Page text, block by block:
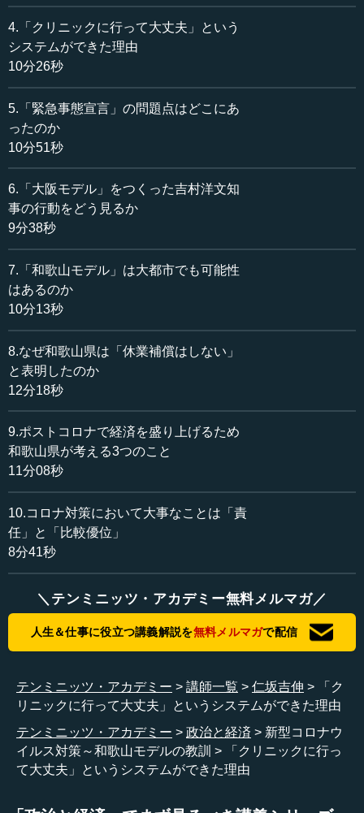
った場合、4日間も放っておくと、悪化する場合がありま
す。だから、それは重症者をつくるようなものとも思いま
した。
発熱して4日たって、やはり熱があるというとき、皆さん
が行くのは「感染症指定病院」といわれるところになるで
しょう。そうすると、その窓口で大混乱が生じます。実は
来られた方のほとんどは風邪の重い人、あるいは別の意味
は大混乱になりますから、やはり仕分けをしたほうがいい
のです。
しかも今はコロナの時代ですから、「クリニックへ行く
と、うつるかもしれない」と皆さん、クリニックへ行かな
い傾向が強い。クリニックのほうは忙しいわけではないの
で、「クリニックに行っていただいて大丈夫です」という
システムをつくり上げました。
その時、クリニックのほうでも、少し懸念を持たれると
ころも1つ2つありました。一つは「自分たちは感染症の専
ては丁寧に、「治せとは言っていません」とご説明しまし
た。「発見してくれと言っているだけで、おかしいと思っ
たら保健所に連絡していただければ、あとは全部、保健所
と感染症専門の病院でやります」と。こう言ってご納得い
ただきました。
もう一つですが、当時ですからマスクもなく診察をして
いるクリニックが圧倒的に多かったのです。クリニックが
入手すべきマスクや消毒薬などが、入手困難になってい
た。「自分自身が感染リスクに晒されながら、診てくれと
いうのはひどい」というご意見があり、それはごもっとも
なので、不足しているクリニックや病院には県庁でどんど
た。
のかというと、欧米の状況をご覧になったからだと思いま
す。欧米では重症者が多すぎて、あるいは「われもわれ
も」と病院に押し寄せ、大混乱していました。その結果、
4.「クリニックに行って大丈夫」という
システムができた理由
10分26秒
5.「緊急事態宣言」の問題点はどこにあ
ったのか
10分51秒
6.「大阪モデル」をつくった吉村洋文知
事の行動をどう見るか
9分38秒
7.「和歌山モデル」は大都市でも可能性
はあるのか
10分13秒
8.なぜ和歌山県は「休業補償はしない」
と表明したのか
12分18秒
9.ポストコロナで経済を盛り上げるため
和歌山県が考える3つのこと
11分08秒
10.コロナ対策において大事なことは「責
任」と「比較優位」
8分41秒
＼テンミニッツ・アカデミー無料メルマガ／
人生＆仕事に役立つ講義解説を無料メルマガで配信
テンミニッツ・アカデミー 講師一覧 仁坂吉伸
「ク
リニックに行って大丈夫」というシステムができた理由
テンミニッツ・アカデミー
政治と経済
新型コロナウ
イルス対策～和歌山モデルの教訓
「クリニックに行っ
て大丈夫」というシステムができた理由